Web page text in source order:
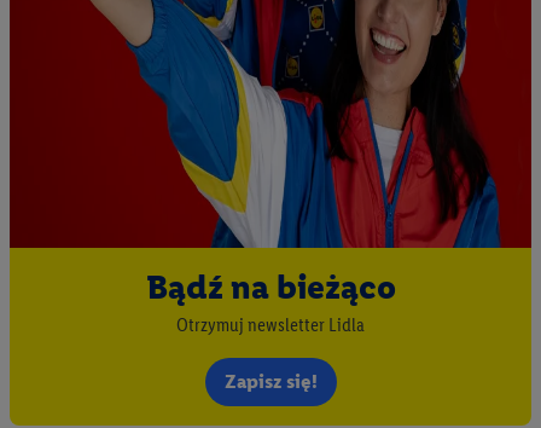
Bądź na bieżąco
Otrzymuj newsletter Lidla
Zapisz się!